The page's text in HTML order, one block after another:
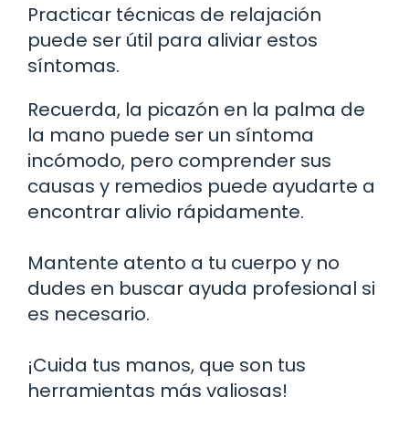
Practicar técnicas de relajación
puede ser útil para aliviar estos
síntomas.
Recuerda, la picazón en la palma de
la mano puede ser un síntoma
incómodo, pero comprender sus
causas y remedios puede ayudarte a
encontrar alivio rápidamente.
Mantente atento a tu cuerpo y no
dudes en buscar ayuda profesional si
es necesario.
¡Cuida tus manos, que son tus
herramientas más valiosas!